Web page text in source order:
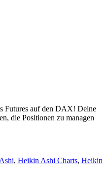
Futures auf den DAX! Deine
die Positionen zu managen
, Heikin Ashi Charts, Heikin